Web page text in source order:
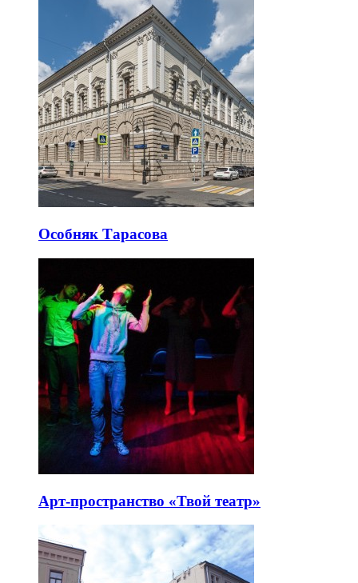
Особняк Тарасова
Арт-пространство «Твой театр»